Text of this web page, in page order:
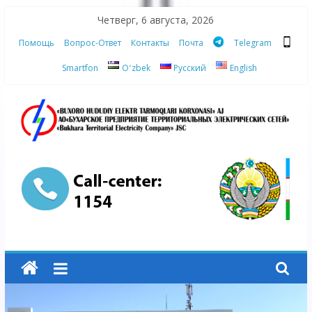
content
Четверг, 6 августа, 2026
Помощь Вопрос-Ответ Контакты Почта Telegram
Smartfon Oʻzbek Русский English
АО
"Бухарское
Предприятие
Территориальных